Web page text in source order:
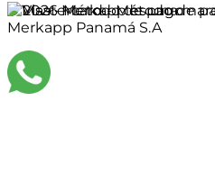
©2026Merkapp es una
Merkapp Panamá S.A